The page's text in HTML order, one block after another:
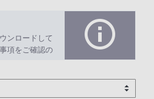
ンロードして
項をご確認の